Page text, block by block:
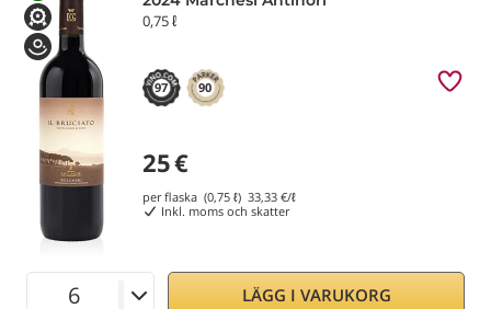
0,75 ℓ
97 90
25€
per flaska (0,75 ℓ) 33,33 €/ℓ
Inkl. moms och skatter
LÄGG I VARUKORG